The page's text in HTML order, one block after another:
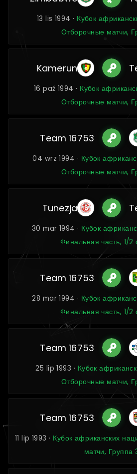
13 lis 1994 · Кубок
Отборочные матчи,
Kamerun
16 paź 1994 · Кубок
Отборочные матчи,
Team 16753
04 wrz 1994 · Кубок
Отборочные матчи,
Tunezja
30 mar 1994 · Кубок
Финальная часть, 1/
Team 16753
28 mar 1994 · Кубок
Финальная часть, 1/
Team 16753
25 lip 1993 · Кубок
Отборочные матчи,
Team 16753
11 lip 1993 · Кубок африканских
матчи, Группа